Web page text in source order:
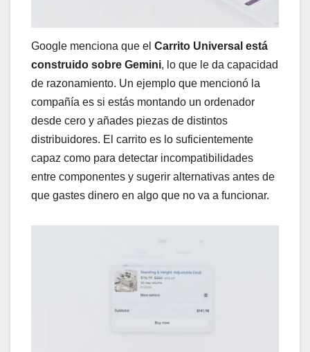
Google menciona que el Carrito Universal está
construido sobre Gemini, lo que le da capacidad
de razonamiento. Un ejemplo que mencionó la
compañía es si estás montando un ordenador
desde cero y añades piezas de distintos
distribuidores. El carrito es lo suficientemente
capaz como para detectar incompatibilidades
entre componentes y sugerir alternativas antes de
que gastes dinero en algo que no va a funcionar.